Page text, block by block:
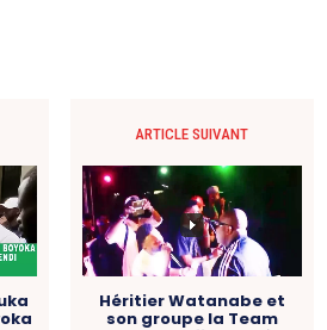
ARTICLE SUIVANT
Héritier Watanabe et
son groupe la Team